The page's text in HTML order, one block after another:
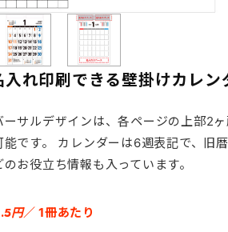
れ印刷できる壁掛けカレン
ーサルデザインは、各ページの上部2
能です。 カレンダーは6週表記で、旧
お役立ち情報も入っています。
.5円／ 1冊あたり
ンジメント
浮世絵
健康